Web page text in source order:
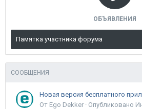
ОБЪЯВЛЕНИЯ
Памятка участника форума
СООБЩЕНИЯ
От Ego Dekker · Опубликовано